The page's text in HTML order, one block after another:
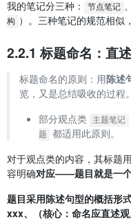
我的笔记分三种：
节点笔记 、
构 ）。三种笔记的规范相似
2.2.1 标题命名：直
标题命名的原则：用陈述
览，又是总结吸收的过程。
部分观点类
主题笔记
题
都适用此原则。
对于观点类的内容，其标题用
容明确对应——题目就是一个
题目采用陈述句型的概括形
xxx、（核心：命名应直述观